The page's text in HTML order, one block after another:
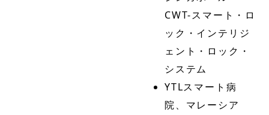
CWT-スマート・ロ
ック・インテリジ
ェント・ロック・
システム
YTLスマート病
院、マレーシア